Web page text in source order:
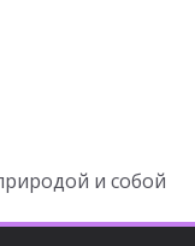
и собой